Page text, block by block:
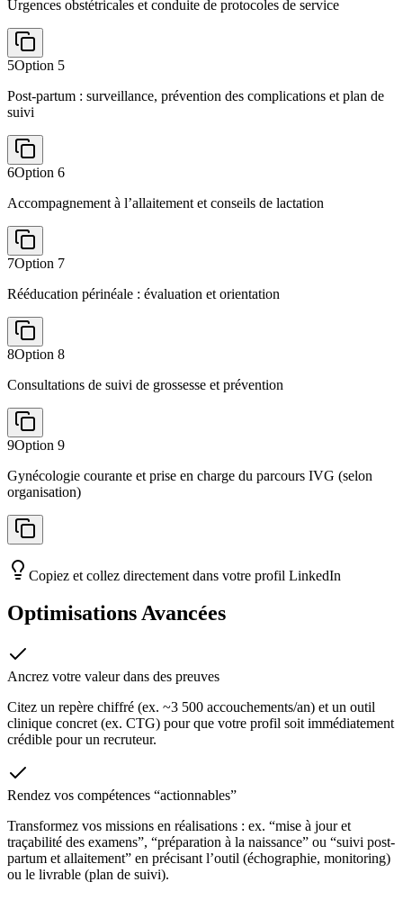
Urgences obstétricales et conduite de protocoles de service
5Option 5
Post-partum : surveillance, prévention des complications et plan de
suivi
6Option 6
Accompagnement à l’allaitement et conseils de lactation
7Option 7
Rééducation périnéale : évaluation et orientation
8Option 8
Consultations de suivi de grossesse et prévention
9Option 9
Gynécologie courante et prise en charge du parcours IVG (selon
organisation)
Copiez et collez directement dans votre profil LinkedIn
Optimisations Avancées
Ancrez votre valeur dans des preuves
Citez un repère chiffré (ex. ~3 500 accouchements/an) et un outil
clinique concret (ex. CTG) pour que votre profil soit immédiatement
crédible pour un recruteur.
Rendez vos compétences “actionnables”
Transformez vos missions en réalisations : ex. “mise à jour et
traçabilité des examens”, “préparation à la naissance” ou “suivi post-
partum et allaitement” en précisant l’outil (échographie, monitoring)
ou le livrable (plan de suivi).